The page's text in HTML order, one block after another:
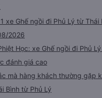
xe Ghế ngồi đi Phủ Lý từ Thái
2026
Học: xe Ghế ngồi đi Phủ
đánh giá cao
mà hàng khách thường gặp
Bình từ Phủ Lý